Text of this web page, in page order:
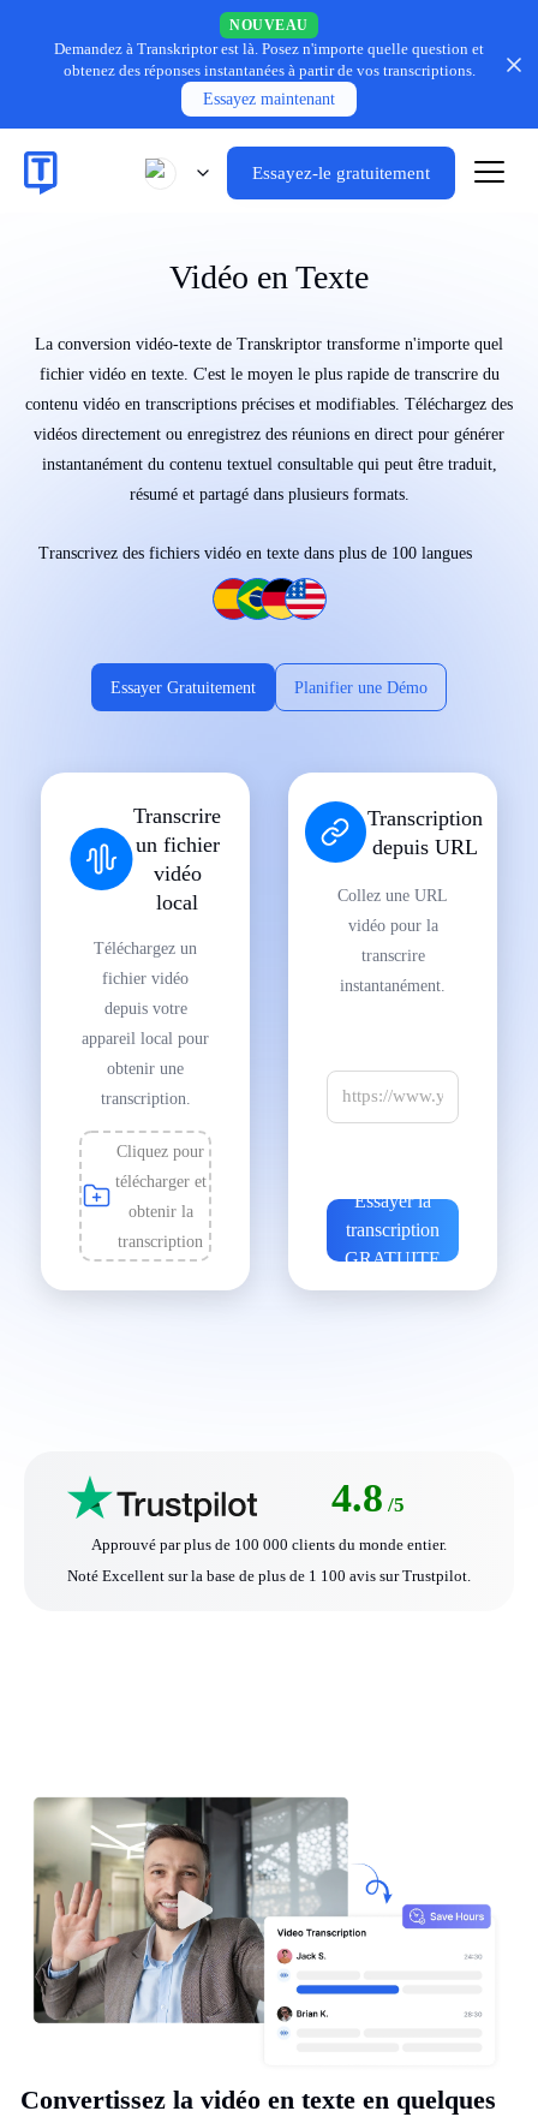
NOUVEAU
Demandez à Transkriptor est là. Posez n'importe quelle question et
obtenez des réponses instantanées à partir de vos transcriptions.
Essayez maintenant
Essayez-le gratuitement
Vidéo en Texte
La conversion vidéo-texte de Transkriptor transforme n'importe quel
fichier vidéo en texte. C'est le moyen le plus rapide de transcrire du
contenu vidéo en transcriptions précises et modifiables. Téléchargez des
vidéos directement ou enregistrez des réunions en direct pour générer
instantanément du contenu textuel consultable qui peut être traduit,
résumé et partagé dans plusieurs formats.
Transcrivez des fichiers vidéo en texte dans plus de 100 langues
Essayer Gratuitement Planifier une Démo
Transcrire
un fichier
vidéo
local
Téléchargez un
fichier vidéo
depuis votre
appareil local pour
obtenir une
transcription.
Cliquez pour
télécharger et
obtenir la
transcription
Transcription
depuis URL
Collez une URL
vidéo pour la
transcrire
instantanément.
Essayer la
transcription
GRATUITE
4.8 /5
Approuvé par plus de 100 000 clients du monde entier.
Noté Excellent sur la base de plus de 1 100 avis sur Trustpilot.
Convertissez la vidéo en texte en quelques